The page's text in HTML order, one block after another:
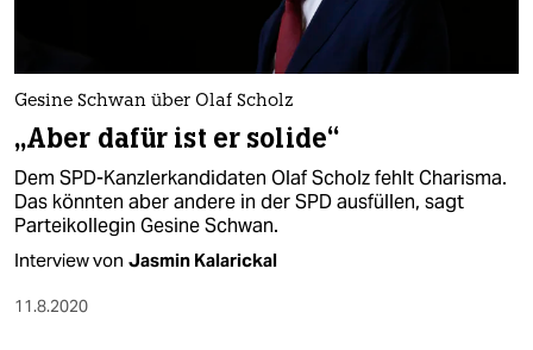
Gesine Schwan über Olaf Scholz
„Aber dafür ist er solide“
Dem SPD-Kanzlerkandidaten Olaf Scholz fehlt Charisma.
Das könnten aber andere in der SPD ausfüllen, sagt
Parteikollegin Gesine Schwan.
Interview von Jasmin Kalarickal
11.8.2020